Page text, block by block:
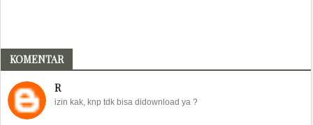
KOMENTAR
R
izin kak, knp tdk bisa didownload ya ?